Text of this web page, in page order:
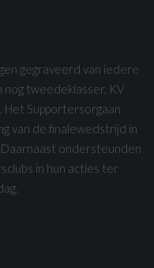
gegraveerd van iedere
nog tweedeklasser, KV
Het Supportersorgaan
van de finalewedstrijd in
ondersteunden
in hun acties ter